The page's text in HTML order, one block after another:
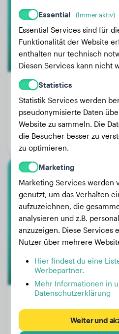
Gewicht:
Alter:
Geschlecht:
Essential (Immer aktiv)
Essential Services sind für
Funktionalität der Website
enthalten nur technisch
Diesen Services kann nicht
Statistics
Statistik Services werden
pseudonymisierte Daten
Website zu sammeln. Die
die Besucher besser zu
zu optimieren.
Marketing
Marketing Services werden
genutzt, um das Verhalten
aufzuzeichnen, die
analysieren und z.B.
anzuzeigen. Diese Services
Nutzer über mehrere
Hier findest du eine
Werbepartner.
Mehr Informationen in
Datenschutzerklärung
Weiter und